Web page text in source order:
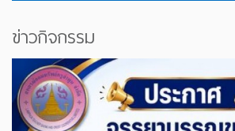
ข่าวกิจกรรม
Previous